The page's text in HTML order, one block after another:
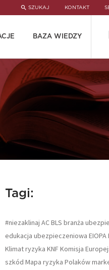
SZUKAJ KONTAKT
BAZA WIEDZY
Tagi:
#niezaklinaj ACBLS branża
edukacja ubezpieczeniowa EIOPA
Klimat ryzyka KNF Komisja
szkód Mapa ryzyka Polaków